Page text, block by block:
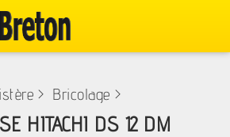
> Bricolage >
HITACHI DS 12 DM